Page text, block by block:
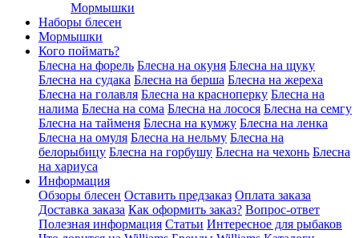
Мормышки
Наборы блесен
Мормышки
Кого поймать?
Блесна на форель Блесна на окуня Блесна на щуку
Блесна на судака Блесна на берша Блесна на жереха
Блесна на голавля Блесна на красноперку Блесна на
налима Блесна на сома Блесна на лосося Блесна на семгу
Блесна на тайменя Блесна на кумжу Блесна на ленка
Блесна на омуля Блесна на нельму Блесна на
белорыбицу Блесна на горбушу Блесна на чехонь Блесна
на хариуса
Информация
Обзоры блесен Оставить предзаказ Оплата заказа
Доставка заказа Как оформить заказ? Вопрос-ответ
Полезная информация Статьи Интересное для рыбаков